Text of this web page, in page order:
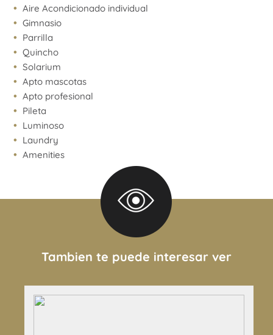
Aire Acondicionado individual
Gimnasio
Parrilla
Quincho
Solarium
Apto mascotas
Apto profesional
Pileta
Luminoso
Laundry
Amenities
Tambien te puede interesar ver